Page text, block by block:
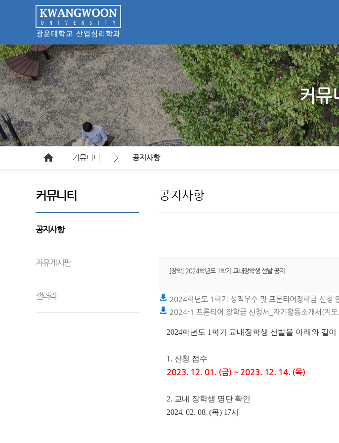
커뮤
커뮤니티 공지사항
커뮤니티
공지사항
자유게시판
갤러리
공지사항
[장학] 2024학년도 1학기 교내장학생 선발 공지
2024학년도 1학기 성적우수 및 프론티어장학금 신청
2024-1 프론티어 장학금 신청서_자기활동소개서(지
2024학년도 1 학기 교내장학생 선발을 아래와 같
1. 신청 접수
2023. 12. 01. (금) ~ 2023. 12. 14. (목)
2. 교내 장학생 명단 확인
2024. 02. 08. (목) 17시